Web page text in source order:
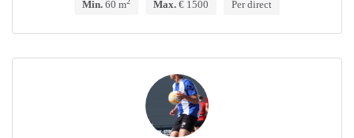
Min. 60 m Max. € 1500 Per direct